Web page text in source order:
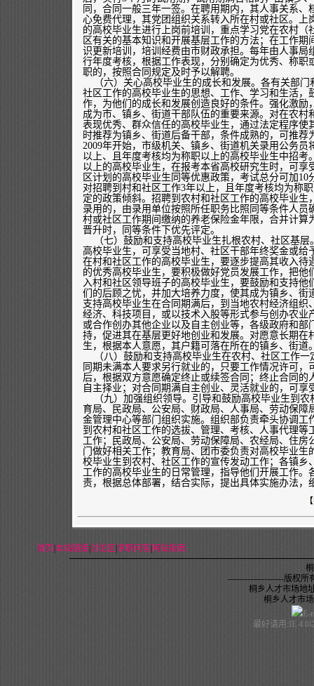
同，合同一般三年一签。在聘用期内，其人事关系
心免费代理，其党团组织关系转入所在村或社区。上
的高校毕业生进行上岗前培训，重点学习党在农村（
区有关的基本知识和开展基层工作的方法；在工作
识更新培训，培训经费由市财政承担。每年由人事局
行年度考核，根据工作表现，分别确定为优秀、称职
职的，按照合同规定及时予以解聘。
（六）关心高校毕业生的成长和发展。各有关部门
社区工作的高校毕业生的思想、工作、学习和生活，
作，为他们的成长和发展创造良好的条件。强化激励
成为市、镇乡、街道干部队伍的重要来源。对在农村
表现优秀、群众信任的高校毕业生，通过法定程序使
时推荐为镇乡、街道后备干部，条件成熟的，可推荐
2009年开始，市级机关、镇乡、街道机关录用公务员
以上、且年度考核均为称职以上的高校毕业生中招考
以上的高校毕业生，在报考本省高校研究生时，可享
区计划的高校毕业生同等优惠政策，考试总分可加
对招聘到村和社区工作3年以上，且年度考核均为称
定的政策倾斜。招聘到农村和社区工作的高校毕业生
录用的，由录用单位按照所任职务比照同等条件人员
村或社区工作期间缴纳的养老保险金年限，合并计算
晋升时，同等条件下优先评定。
（七）鼓励和支持高校毕业生扎根农村、社区基层
高校毕业生，可享受当地村、社区干部年终奖金或给
在村和社区工作的高校毕业生，要逐步提高其收入待
的优秀高校毕业生，要积极做好党员发展工作，把他
入村和社区领导班子的高校毕业生，要鼓励和支持他
们的后顾之忧，并加大培养力度，使其成为镇乡、街
支持高校毕业生在合同期满后，到当地农村经济组织
经济、科技项目，或以技术入股等形式参与创办农业
或合作创办其他企业以及自主创业等，各级政府和部
持，促进其在基层更好地创业和发展。对愿意长期在
生，根据本人意愿，其户籍可落在所在的镇乡、街道
（八）鼓励和支持高校毕业生在农村、社区工作一
同期未满本人要求另行就业的，只要工作情况许可
后，根据双方意愿确定终止或续签合同；终止合同的
自主择业；对合同期满自主创业、灵活就业的，可享
（九）加强组织领导。引导和鼓励高校毕业生到农
育局、民政局、公安局、财政局、人事局、劳动保障
金管理中心等部门组织实施。组织部负责牵头协调工
到农村和社区工作的选拔、管理、考核、人事代理等
工作；民政局、公安局、劳动保障局、农经局、住房
门做好相关工作；教育局、团市委负责对高校毕业生
校毕业生到农村、社区工作的宣传发动工作；各镇乡
工作的高校毕业生的日常管理，指导他们开展工作。
责，根据总体部署，结合实际，提出具体实施办法，
【
首页 本站链接讨论区 求职问答 网站指南
--------------------版权所
桐乡人才市场地
桐乡人才市
最好请用:IE 4.0